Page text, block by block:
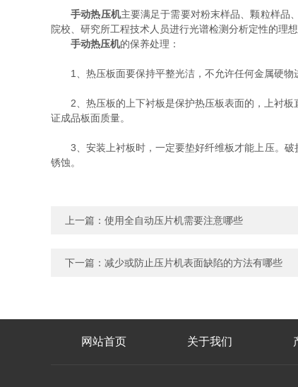
手动热压机主要满足于需要对粉末样品、颗粒样品
院校、研究所工程技术人员进行光谱检测分析定性的理想
手动热压机的保养处理：
1、热压板面要保持平整光洁，不允许任何金属硬物
2、热压板的上下衬板是保护热压板表面的，上衬板
证成品板面质量。
3、安装上衬板时，一定要垫好纤维板才能上压。破
锈蚀。
上一篇： 使用全自动压片机需要注意哪些
下一篇： 减少或防止压片机表面缺陷的方法有哪些
网站首页 关于我们